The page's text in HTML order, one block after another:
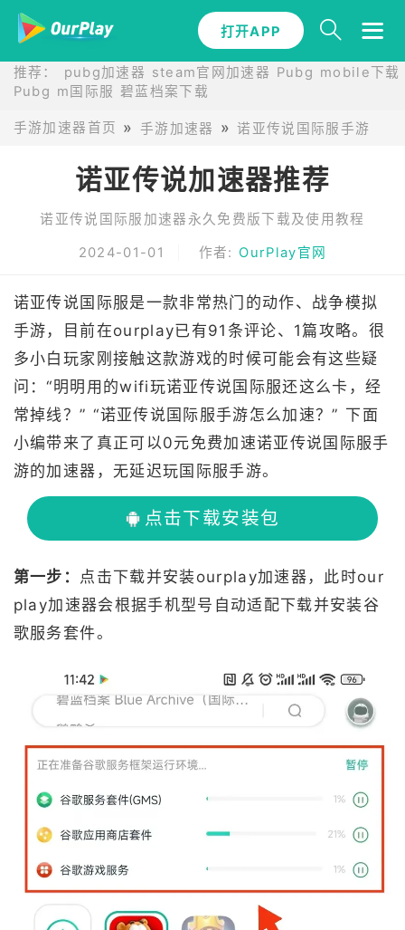
打开APP
推荐： pubg加速器 steam官网加速器 Pubg mobile下载
Pubg m国际服 碧蓝档案下载
手游加速器首页 手游加速器 诺亚传说国际服手游加速
诺亚传说加速器推荐
诺亚传说国际服加速器永久免费版下载及使用教程
2024-01-01 作者: OurPlay官网
诺亚传说国际服是一款非常热门的动作、战争模拟
手游，目前在ourplay已有91条评论、1篇攻略。很
多小白玩家刚接触这款游戏的时候可能会有这些疑
问：“明明用的wifi玩诺亚传说国际服还这么卡，经
常掉线？” “诺亚传说国际服手游怎么加速？” 下面
小编带来了真正可以0元免费加速诺亚传说国际服手
游的加速器，无延迟玩国际服手游。
点击下载安装包
第一步： 点击下载并安装ourplay加速器，此时our
play加速器会根据手机型号自动适配下载并安装谷
歌服务套件。